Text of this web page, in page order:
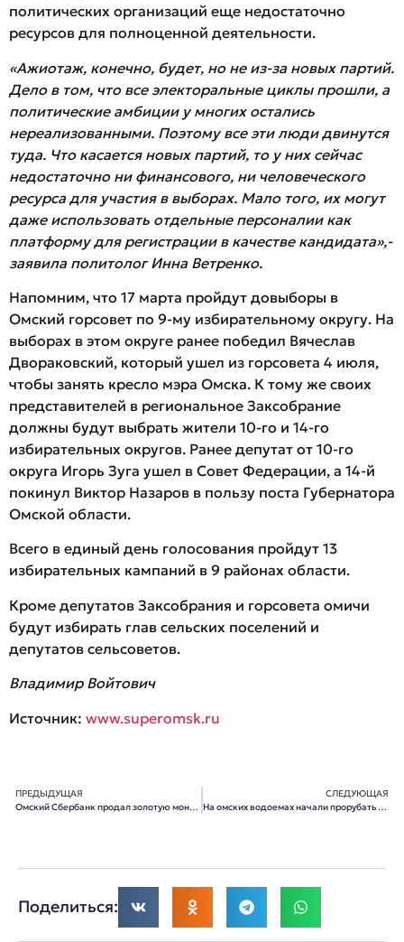
политических организаций еще недостаточно
ресурсов для полноценной деятельности.
«Ажиотаж, конечно, будет, но не из-за новых партий.
Дело в том, что все электоральные циклы прошли, а
политические амбиции у многих остались
нереализованными. Поэтому все эти люди двинутся
туда. Что касается новых партий, то у них сейчас
недостаточно ни финансового, ни человеческого
ресурса для участия в выборах. Мало того, их могут
даже использовать отдельные персоналии как
платформу для регистрации в качестве кандидата»,-
заявила политолог Инна Ветренко.
Напомним, что 17 марта пройдут довыборы в
Омский горсовет по 9-му избирательному округу. На
выборах в этом округе ранее победил Вячеслав
Двораковский, который ушел из горсовета 4 июля,
чтобы занять кресло мэра Омска. К тому же своих
представителей в региональное Заксобрание
должны будут выбрать жители 10-го и 14-го
избирательных округов. Ранее депутат от 10-го
округа Игорь Зуга ушел в Совет Федерации, а 14-й
покинул Виктор Назаров в пользу поста Губернатора
Омской области.
Всего в единый день голосования пройдут 13
избирательных кампаний в 9 районах области.
Кроме депутатов Заксобрания и горсовета омичи
будут избирать глав сельских поселений и
депутатов сельсоветов.
Владимир Войтович
Источник: www.superomsk.ru
ПРЕДЫДУЩАЯ
Омский Сбербанк продал золотую монету за 10 миллионов рублей
СЛЕДУЮЩАЯ
На омских водоемах начали прорубать крещенские купели
Поделиться: